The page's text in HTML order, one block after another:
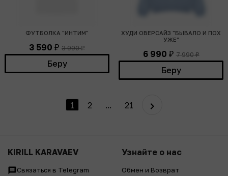
ФУТБОЛКА "ИНТИМ"
3 590 ₽ 3 990₽
Беру
ХУДИ ОВЕРСАЙЗ "БЫВАЛО И ПОХ
УЖЕ"
6 990 ₽ 7 990₽
Беру
1 2 ... 21
KIRILL KARAVAEV
Связаться в Telegram
Узнайте о нас
Обмен и Возврат